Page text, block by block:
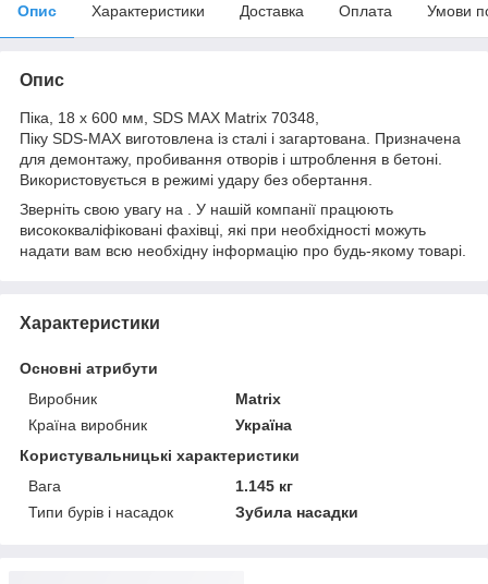
Опис Характеристики Доставка Оплата Умови
Опис
Піка, 18 х 600 мм, SDS MAX Matrix 70348,
Піку SDS-MAX виготовлена із сталі і загартована. Призначена
для демонтажу, пробивання отворів і штроблення в бетоні.
Використовується в режимі удару без обертання.
Зверніть свою увагу на . У нашій компанії працюють
висококваліфіковані фахівці, які при необхідності можуть
надати вам всю необхідну інформацію про будь-якому товарі.
Характеристики
Основні атрибути
Виробник
Matrix
Країна виробник
Україна
Користувальницькі характеристики
Вага
1.145 кг
Типи бурів і насадок
Зубила насадки